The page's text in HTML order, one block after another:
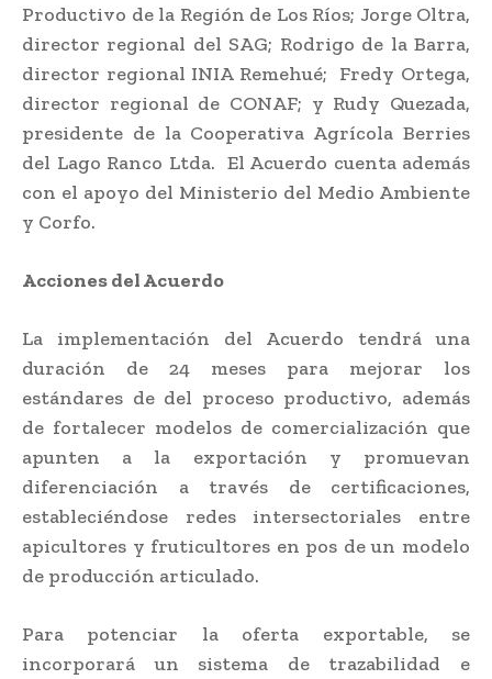
Productivo de la Región de Los Ríos; Jorge Oltra,
director regional del SAG; Rodrigo de la Barra,
director regional INIA Remehué; Fredy Ortega,
director regional de CONAF; y Rudy Quezada,
presidente de la Cooperativa Agrícola Berries
del Lago Ranco Ltda. El Acuerdo cuenta además
con el apoyo del Ministerio del Medio Ambiente
y Corfo.
Acciones del Acuerdo
La implementación del Acuerdo tendrá una
duración de 24 meses para mejorar los
estándares de del proceso productivo, además
de fortalecer modelos de comercialización que
apunten a la exportación y promuevan
diferenciación a través de certificaciones,
estableciéndose redes intersectoriales entre
apicultores y fruticultores en pos de un modelo
de producción articulado.
Para potenciar la oferta exportable, se
incorporará un sistema de trazabilidad e